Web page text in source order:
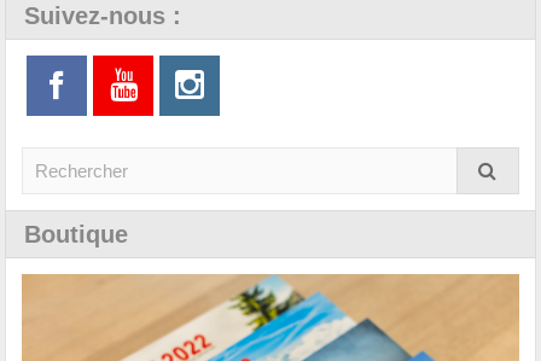
Suivez-nous :
Boutique